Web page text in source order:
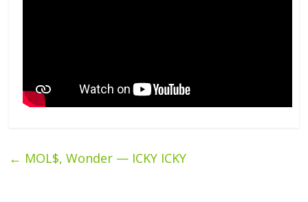
← MOL$, Wonder — ICKY ICKY